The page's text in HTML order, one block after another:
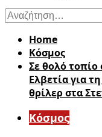
Αναζήτηση
για:
Home
Κόσμος
Σε θολό τοπίο
Ελβετία για
θρίλερ στα
Κόσμος